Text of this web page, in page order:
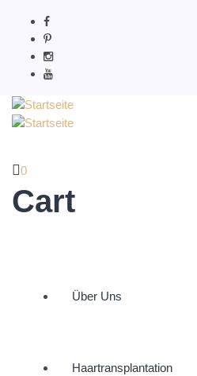
0
Cart
Über Uns
Haartransplantation